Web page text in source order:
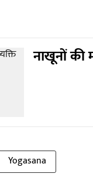
नाखूनों
Yogasana